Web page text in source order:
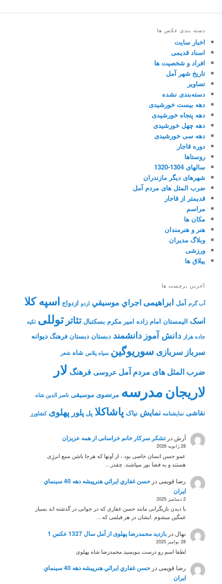
دسته بندی عکس ها
اخبار سایت
اسناد قدیمی
افراد و شخصیت ها
تاریخ شهر آمل
تصاویر
دسته‌بندی نشده
دهه بیست خورشیدی
دهه پنجاه خورشیدی
دهه چهل خورشیدی
دهه سی خورشیدی
دوره قاجار
روستاها
سالهای 1304-1320
شهرهای دیگر مازندران
ضرب المثل های مردم آمل
قدیمتر از قاجار
مراسم
مکان ها
هنر و هنرمندان
وبلاگ مدیران
ورزشی
ییلاق ها
آخرین برچسب ها
آب گرم آمل ابراهیمی اجراي موسيقي اردو ازدواج اسپه کلا
اسک الیمستان امام زاده امیر مکرم بسکتبال تئاتر توللی تکیه
جاده هراز دانش آموز دانشمند دبستان دبستان فرهنگ دیوانه
سرباز سربازی سوریوگین سیاه پلاس شاه شعر
ضرب المثل های مردم آمل عروسی فرهنگ لار
لاریجانمدرسه مرتضوی موسیقی ناصر الدین شاه
نقاشی نمايشنامه نمایش نیاک پاشاکلا پل پلور پهلوی کشاورز
آرش درتشکر سرکار خانم خراسانی از همه عزیزان
28 ژانویه 2026
عمو حسن انسان خاصی بود ، از آونها که هرجا باشن منبع انرژِی
هستند و به فضا نور میپاشند. چقدر…
رضا قویمیدر
حسن غفاري ايرائي هنرپيشه دهه 40 سينماي
ايران
2 دسامبر 2025
با دیدن بازیگرانی مانند حسن غفاری که در جوانی در گذشته اند بسیار
غمگین میشوم .ایشان در هر فیلمی که…
نهال دربازدید محمدرضا پهلوی از آمل سال 1327 عکس 1
28 نوامبر 2025
لطفا اسم رو درست بنویسید محمدرضا شاه پهلوی
رضا قویمیدر
حسن غفاري ايرائي هنرپيشه دهه 40 سينماي
ايران